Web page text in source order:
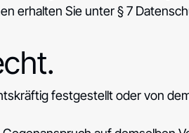
erhalten Sie unter § 7
festgestellt oder von